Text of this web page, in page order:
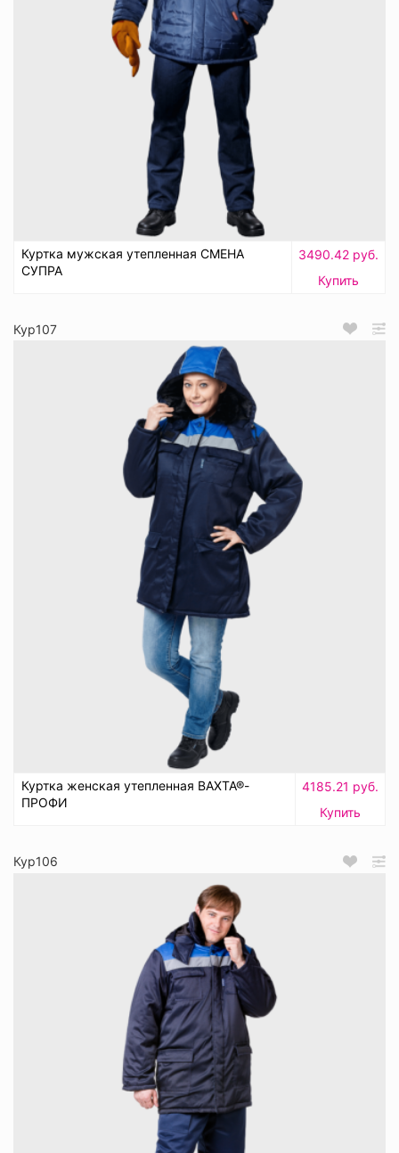
Куртка мужская утепленная СМЕНА
СУПРА
3490.42 руб.
Купить
Кур107
Куртка женская утепленная ВАХТА®-
ПРОФИ
4185.21 руб.
Купить
Кур106